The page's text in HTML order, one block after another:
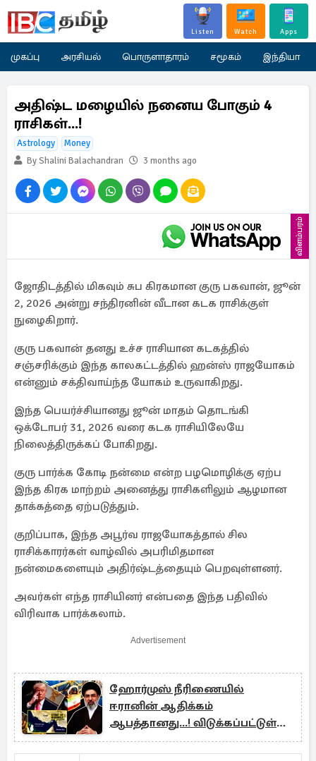
Listen Watch Apps
முகப்பு அரசியல் பொருளாதாரம் சமூகம் இந்தியா
அதிஷ்ட மழையில் நனைய போகும் 4
ராசிகள்...!
Astrology
Money
By Shalini Balachandran
3 months ago
விளம்பரம்
ஜோதிடத்தில் மிகவும் சுப கிரகமான குரு பகவான், ஜூன்
2, 2026 அன்று சந்திரனின் வீடான கடக ராசிக்குள்
நுழைகிறார்.
குரு பகவான் தனது உச்ச ராசியான கடகத்தில்
சஞ்சரிக்கும் இந்த காலகட்டத்தில் ஹன்ஸ் ராஜயோகம்
என்னும் சக்திவாய்ந்த யோகம் உருவாகிறது.
இந்த பெயர்ச்சியானது ஜூன் மாதம் தொடங்கி
ஒக்டோபர் 31, 2026 வரை கடக ராசியிலேயே
நிலைத்திருக்கப் போகிறது.
குரு பார்க்க கோடி நன்மை என்ற பழமொழிக்கு ஏற்ப
இந்த கிரக மாற்றம் அனைத்து ராசிகளிலும் ஆழமான
தாக்கத்தை ஏற்படுத்தும்.
குறிப்பாக, இந்த அபூர்வ ராஜயோகத்தால் சில
ராசிக்காரர்கள் வாழ்வில் அபரிமிதமான
நன்மைகளையும் அதிர்ஷ்டத்தையும் பெறவுள்ளனர்.
அவர்கள் எந்த ராசியினர் என்பதை இந்த பதிவில்
விரிவாக பார்க்கலாம்.
Advertisement
ஹோர்முஸ் நீரிணையில்
ஈரானின் ஆதிக்கம்
ஆபத்தானது...! விடுக்கப்பட்டுள்ள
எச்சரிக்கை